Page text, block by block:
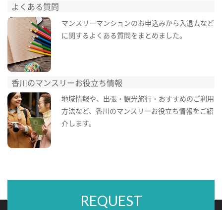
よくある質問
マンスリーマンションのお申込みから入退去など
に関するよくある質問をまとめました。
香川のマンスリーお役立ち情報
地域情報や、出張・観光旅行・おすすめのご利用
方法など、香川のマンスリーお役立ち情報をご紹
介します。
REQUEST